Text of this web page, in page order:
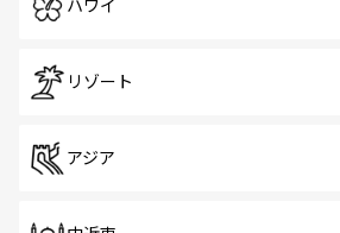
ハワイ
リゾート
アジア